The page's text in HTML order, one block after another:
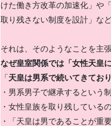
けた働き方改革の加速化」や
取り残さない制度を設計」な
それは、そのようなことを主
なぜ皇室関係では「女性天皇
「 天皇は男系で続いてきてお
・男系男子で継承するという
・女性皇族を取り残している
・「天皇は男であることが重